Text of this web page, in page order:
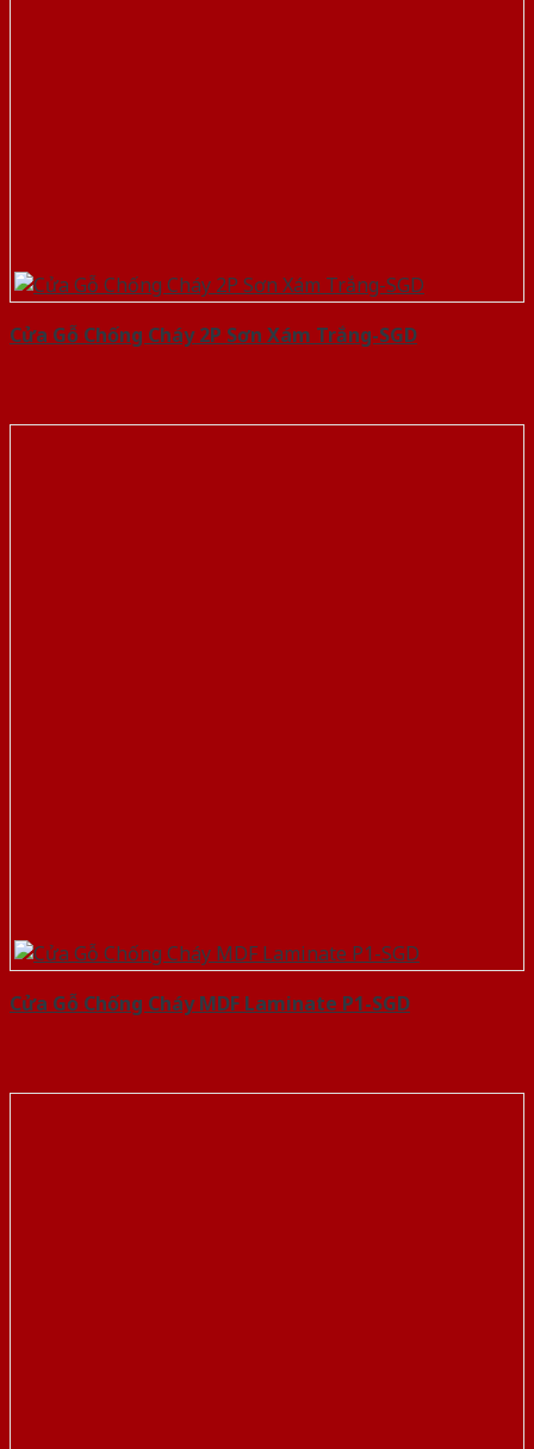
Cửa Gỗ Chống Cháy 2P Sơn Xám Trắng-SGD
Cửa Gỗ Chống Cháy MDF Laminate P1-SGD